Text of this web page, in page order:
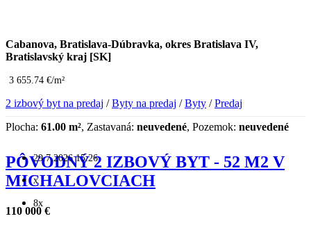
Cabanova, Bratislava-Dúbravka, okres Bratislava IV,
Bratislavský kraj [SK]
3 655.74 €/m²
2 izbový byt na predaj /Byty na predaj /Byty /Predaj
Plocha: 61.00 m², Zastavaná: neuvedené, Pozemok: neuvedené
29.7.2026 15:26
x
8x
PÔVODNÝ 2 IZBOVÝ BYT - 52 M2 V
MICHALOVCIACH
110 000 €